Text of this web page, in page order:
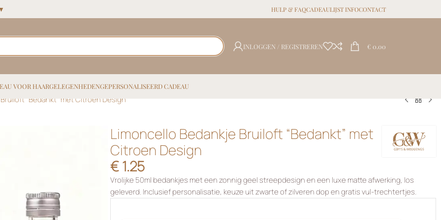
HULP & FAQCADEAULIJST INFOCONTACT
INLOGGEN / REGISTREREN € 0.00
VOOR HAARGELEGENHEDENGEPERSONALISEERD CADEAU
“Bedankt” met Citroen Design
Limoncello Bedankje Bruiloft “Bedankt” met
Citroen Design
€1.25
Vrolijke 50ml bedankjes met een zonnig geel streepdesign en een luxe matte afwerking, los
geleverd. Inclusief personalisatie, keuze uit zwarte of zilveren dop en gratis vul-trechtertjes.